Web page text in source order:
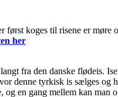
koges til risene er
her
fra den danske flødeis.
denne tyrkisk is sælges
en gang mellem kan